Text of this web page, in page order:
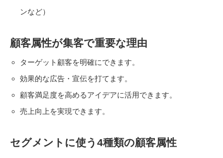
ンなど）
顧客属性が集客で重要な理由
ターゲット顧客を明確にできます。
効果的な広告・宣伝を打てます。
顧客満足度を高めるアイデアに活用できます。
売上向上を実現できます。
セグメントに使う4種類の顧客属性